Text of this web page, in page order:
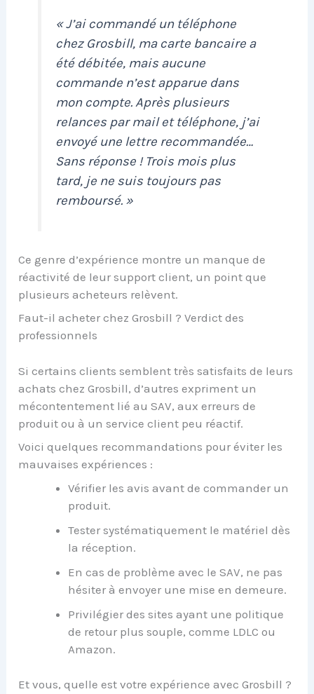
« J’ai commandé un téléphone
chez Grosbill, ma carte bancaire a
été débitée, mais aucune
commande n’est apparue dans
mon compte. Après plusieurs
relances par mail et téléphone, j’ai
envoyé une lettre recommandée…
Sans réponse ! Trois mois plus
tard, je ne suis toujours pas
remboursé. »
Ce genre d’expérience montre un manque de
réactivité de leur support client, un point que
plusieurs acheteurs relèvent.
Faut-il acheter chez Grosbill ? Verdict des
professionnels
Si certains clients semblent très satisfaits de leurs
achats chez Grosbill, d’autres expriment un
mécontentement lié au SAV, aux erreurs de
produit ou à un service client peu réactif.
Voici quelques recommandations pour éviter les
mauvaises expériences :
Vérifier les avis avant de commander un
produit.
Tester systématiquement le matériel dès
la réception.
En cas de problème avec le SAV, ne pas
hésiter à envoyer une mise en demeure.
Privilégier des sites ayant une politique
de retour plus souple, comme LDLC ou
Amazon.
Et vous, quelle est votre expérience avec Grosbill ?